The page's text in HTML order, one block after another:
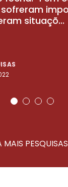
sofreram
situaçõ...
MAIS PESQUISAS